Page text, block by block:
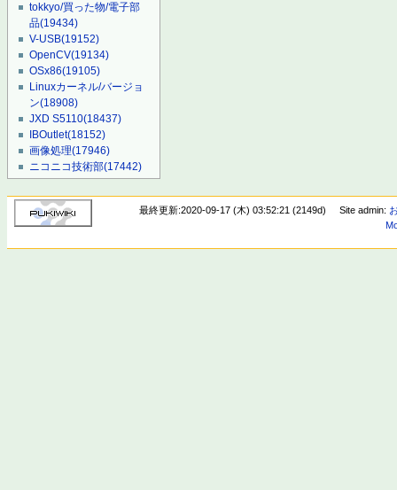
tokkyo/買った物/電子部
品(19434)
V-USB(19152)
OpenCV(19134)
OSx86(19105)
Linuxカーネル/バージョ
ン(18908)
JXD S5110(18437)
IBOutlet(18152)
画像処理(17946)
ニコニコ技術部(17442)
最終更新:2020-09-17 (木) 03:52:21 (2149d) Site admin: